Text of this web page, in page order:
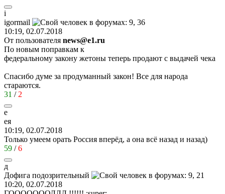
i
igormail
10:19, 02.07.2018
От пользователя news@e1.ru
По новым поправкам к
федеральному закону жетоны теперь продают с выдачей чека
Спасибо думе за продуманный закон! Все для народа
стараются.
31 / 2
е
ея
10:19, 02.07.2018
Только умеем орать Россия вперёд, а она всё назад и назад)
59 /6
д
Дофига подозрительный
10:20, 02.07.2018